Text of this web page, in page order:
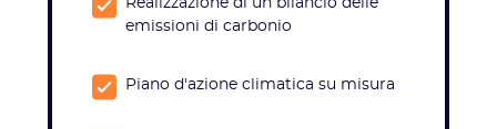
emissioni di carbonio
Piano d'azione climatica su misura